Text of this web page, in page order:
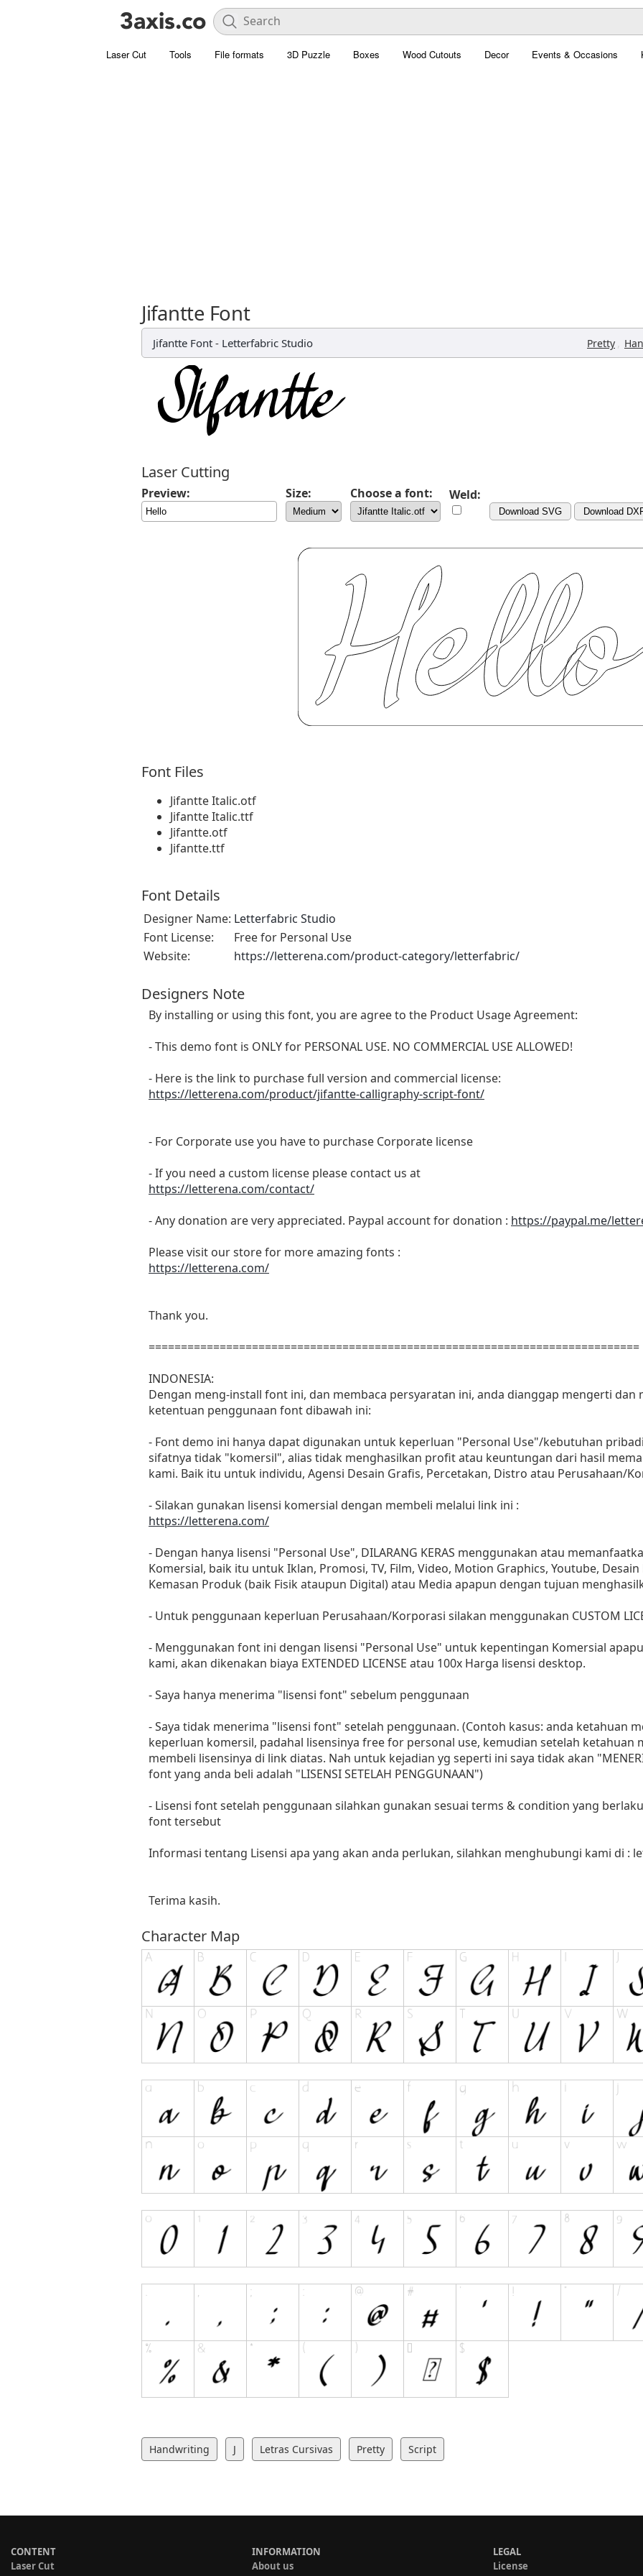
Laser Cut Tools File formats 3D Puzzle Boxes Wood Cutouts Decor Events & Occasions
Jifantte Font
Jifantte Font - Letterfabric Studio Pretty ,
Laser Cutting
Preview: Size: Choose a font: Weld:
Download SVG Download
Font Files
Jifantte Italic.otf
Jifantte Italic.ttf
Jifantte.otf
Jifantte.ttf
Font Details
Designer Name: Letterfabric Studio
Font License:
Free for Personal Use
Website:
https://letterena.com/product-category/letterfabric/
Designers Note
By installing or using this font, you are agree to the Product Usage Agreement:
- This demo font is ONLY for PERSONAL USE. NO COMMERCIAL USE ALLOWED!
- Here is the link to purchase full version and commercial license:
https://letterena.com/product/jifantte-calligraphy-script-font/
- For Corporate use you have to purchase Corporate license
- If you need a custom license please contact us at
https://letterena.com/contact/
- Any donation are very appreciated. Paypal account for donation : https://paypal.me/
Please visit our store for more amazing fonts :
https://letterena.com/
Thank you.
============================================================================
INDONESIA:
Dengan meng-install font ini, dan membaca persyaratan ini, anda dianggap mengerti dan
ketentuan penggunaan font dibawah ini:
- Font demo ini hanya dapat digunakan untuk keperluan "Personal Use"/kebutuhan
sifatnya tidak "komersil", alias tidak menghasilkan profit atau keuntungan dari hasil
kami. Baik itu untuk individu, Agensi Desain Grafis, Percetakan, Distro atau Perusahaan/
- Silakan gunakan lisensi komersial dengan membeli melalui link ini :
https://letterena.com/
- Dengan hanya lisensi "Personal Use", DILARANG KERAS menggunakan atau
Komersial, baik itu untuk Iklan, Promosi, TV, Film, Video, Motion Graphics, Youtube,
Kemasan Produk (baik Fisik ataupun Digital) atau Media apapun dengan tujuan
- Untuk penggunaan keperluan Perusahaan/Korporasi silakan menggunakan CUSTOM
- Menggunakan font ini dengan lisensi "Personal Use" untuk kepentingan Komersial
kami, akan dikenakan biaya EXTENDED LICENSE atau 100x Harga lisensi desktop.
- Saya hanya menerima "lisensi font" sebelum penggunaan
- Saya tidak menerima "lisensi font" setelah penggunaan. (Contoh kasus: anda ketahuan
keperluan komersil, padahal lisensinya free for personal use, kemudian setelah ketahuan
membeli lisensinya di link diatas. Nah untuk kejadian yg seperti ini saya tidak akan
font yang anda beli adalah "LISENSI SETELAH PENGGUNAAN")
- Lisensi font setelah penggunaan silahkan gunakan sesuai terms & condition yang
font tersebut
Informasi tentang Lisensi apa yang akan anda perlukan, silahkan menghubungi kami di :
Terima kasih.
Character Map
Handwriting J Letras Cursivas Pretty Script
CONTENT
Laser Cut
INFORMATION
About us
LEGAL
License